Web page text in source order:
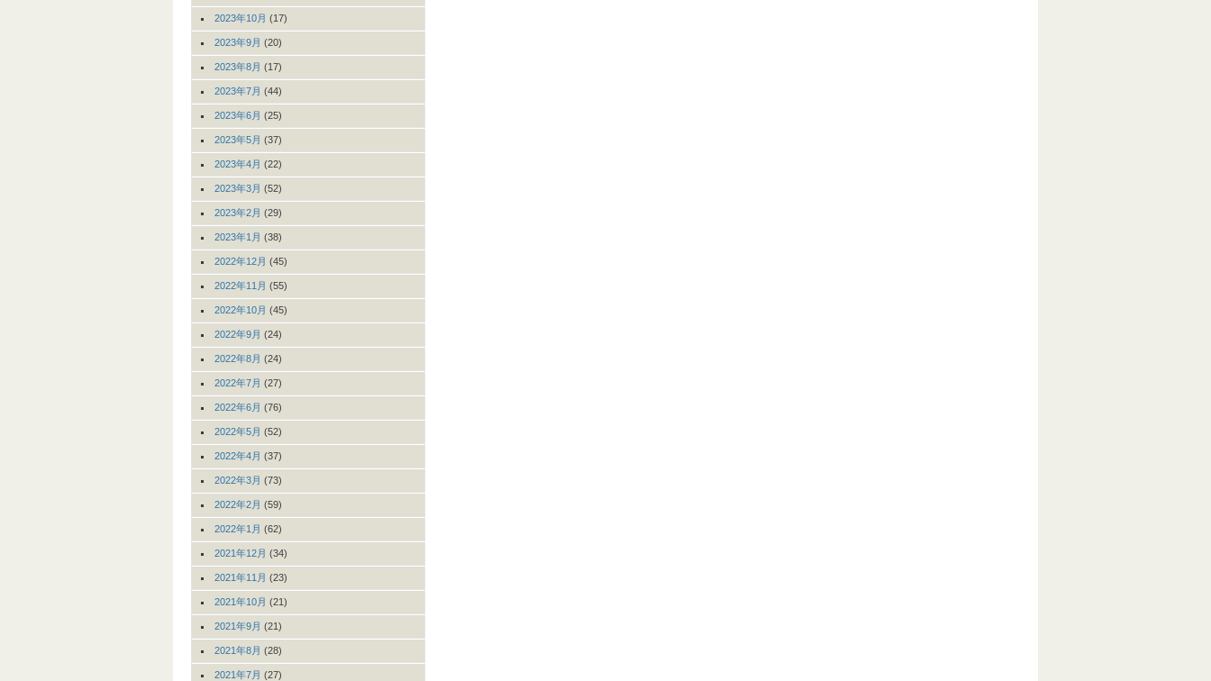
2023年10月 (17)
2023年9月 (20)
2023年8月 (17)
2023年7月 (44)
2023年6月 (25)
2023年5月 (37)
2023年4月 (22)
2023年3月 (52)
2023年2月 (29)
2023年1月 (38)
2022年12月 (45)
2022年11月 (55)
2022年10月 (45)
2022年9月 (24)
2022年8月 (24)
2022年7月 (27)
2022年6月 (76)
2022年5月 (52)
2022年4月 (37)
2022年3月 (73)
2022年2月 (59)
2022年1月 (62)
2021年12月 (34)
2021年11月 (23)
2021年10月 (21)
2021年9月 (21)
2021年8月 (28)
2021年7月 (27)